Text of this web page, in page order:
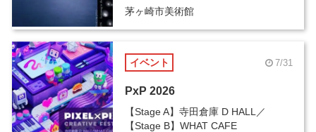
茅ヶ崎市美術館
イベント 7/31
PxP 2026
【Stage A】寺田倉庫 D HALL／
【Stage B】WHAT CAFE